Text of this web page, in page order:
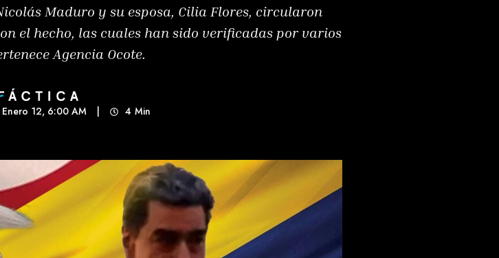
Maduro y su esposa, Cilia Flores, circularon
el hecho, las cuales han sido verificadas por varios
Agencia Ocote.
Enero 12, 6:00 AM 4 Min